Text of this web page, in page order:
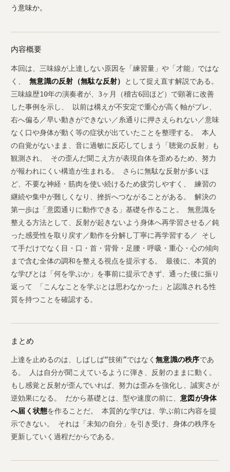
う意味か。
内容概要
本回は、三味線が上達しない原因を「練習量」や「才能」ではな
く、 無意識の反射（無駄な反射）
として捉え直す解説である。
三味線歴10年の演奏者が、3ヶ月（稽古6回ほど）で顕著に改善
した事例を示し、 以前は構えが不安定で重心が高く軸がブレ、
右へ偏る／早い動きができない／糸通りに押さえられない／意味
なく口や身体が動く等の症状が出ていたことを整理する。 本人
の自覚がないまま、音に過敏に反応してしまう「聴覚の反射」も
観測され、 その歪んだ聞こえ方が表現自体を歪めるため、努力
が報われにくい構造が生まれる。 さらに無駄な反射が多いほ
ど、不要な神経・筋肉を使い続けるため疲労しやすく、 練習の
継続や集中が難しくなり、挫折へつながることがある。 解決の
第一歩は「意図通りに動作できる」基礎を作ること。 無意識を
整える方法として、反射が起きないよう身体へ再学習させる／鈍
った感受性を取り戻す／動作を分解し丁寧に再学習する／ そし
て手だけでなく目・口・首・背骨・足腰・呼吸・重心・心の傾向
まで含む全体の調和を整える視点を提示する。 最後に、本質的
な学びとは「何を学ぶか」を事前に提示できず、通った後に振り
返って 「こんなことを学ぶとは思わなかった」と認識される性
質を持つことを確認する。
まとめ
上達を止めるのは、しばしば“技術”ではなく 無意識の秩序であ
る。 人は自分が聞こえているように弾き、反射のままに動く。
もし感覚と反射が歪んでいれば、努力は歪みを強化し、誠実さが
逆効果になる。 だから基礎とは、型や速度の前に、 意図が身体
へ届く状態を作ることだ。 本質的な学びは、学ぶ前に内容を提
示できない。 それは「未知の自分」を引き受け、身体の秩序を
更新していく過程だからである。